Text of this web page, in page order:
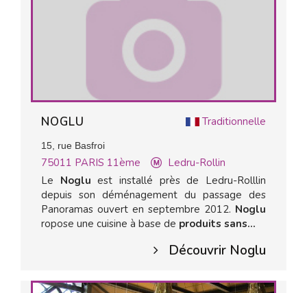
Traditionnelle
NOGLU
15, rue Basfroi
75011 PARIS 11ème
Ledru-Rollin
Le Nogluest installé près de Ledru-Rolllin
depuis son déménagement du passage des
Panoramas ouvert en septembre 2012. Noglu
ropose une cuisine à base de produits sans...
Découvrir Noglu